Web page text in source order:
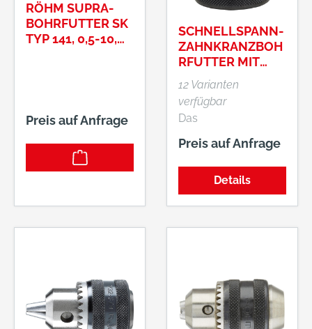
RÖHM SUPRA-
BOHRFUTTER SK
TYP 141, 0,5-10,
Preis auf Anfrage
SCHNELLSPANN-
ZAHNKRANZBOH
RFUTTER MIT
2 HÜLSEN
12 Varianten
verfügbar
Das
Schnellspannbohrfut
ter bietet eine
bequeme
Handhabung ohne
Einspannen mit
beiden Händen ohne
Schlüssel zum
Preis auf Anfrage
Details